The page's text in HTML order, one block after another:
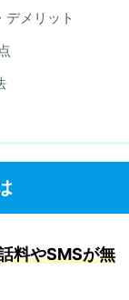
デメリット
料やSMSが無